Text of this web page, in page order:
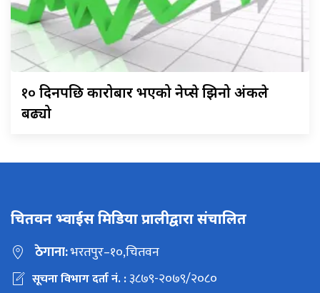
१० दिनपछि कारोबार भएको नेप्से झिनो अंकले
बढ्यो
चितवन भ्वाईस मिडिया प्रालीद्वारा संचालित
ठेगाना:भरतपुर–१०,चितवन
सूचना विभाग दर्ता नं. :३८७९-२०७९/२०८०